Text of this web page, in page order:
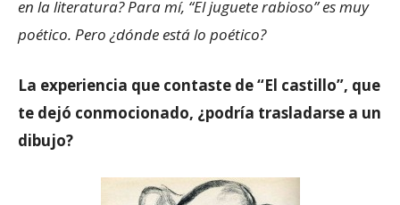
en la literatura? Para mí, “El juguete rabioso” es muy
poético. Pero ¿dónde está lo poético?
La experiencia que contaste de “El castillo”, que
te dejó conmocionado, ¿podría trasladarse a un
dibujo?